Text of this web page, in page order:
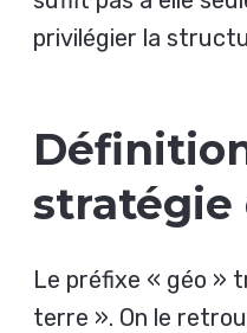
privilégier la
stratégie
Le préfixe « géo »
terre ». On le